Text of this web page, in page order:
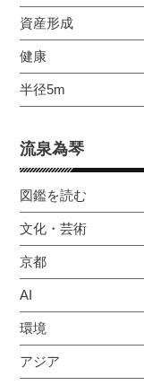
資産形成
健康
半径5m
流泉為琴
図鑑を読む
文化・芸術
京都
AI
環境
アジア